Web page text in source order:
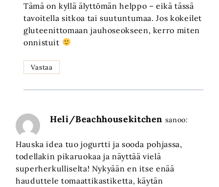
Tämä on kyllä älyttömän helppo – eikä tässä
tavoitella sitkoa tai suutuntumaa. Jos kokeilet
gluteenittomaan jauhoseokseen, kerro miten
onnistuit
Vastaa
Heli/Beachhousekitchen sanoo:
Hauska idea tuo jogurtti ja sooda pohjassa,
todellakin pikaruokaa ja näyttää vielä
superherkulliselta! Nykyään en itse enää
hauduttele tomaattikastiketta, käytän